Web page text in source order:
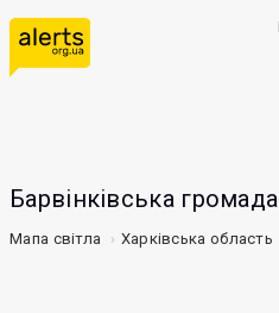
Барвінківська громада
Мапа світла Харківська область